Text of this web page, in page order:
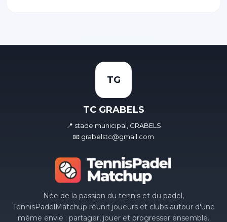
TG
TC GRABELS
📍 stade municipal, GRABELS
📧 grabelstc@gmail.com
Née de la passion du tennis et du padel,
TennisPadelMatchup réunit joueurs et clubs autour d'une
même envie : partager, jouer et progresser ensemble.